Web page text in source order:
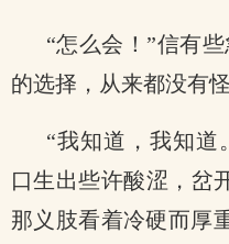
“怎么会！”信有
的选择，从来都没有
“我知道，我知道
口生出些许酸涩，岔
那义肢看着冷硬而厚